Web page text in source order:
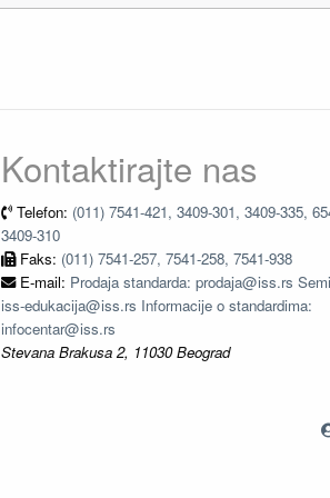
Kontaktirajte nas
Telefon: (011) 7541-421, 3409-301, 3409-335,
3409-310
Faks: (011) 7541-257, 7541-258, 7541-938
E-mail: Prodaja standarda: prodaja@iss.rs
iss-edukacija@iss.rs Informacije o standardima:
infocentar@iss.rs
Stevana Brakusa 2, 11030 Beograd